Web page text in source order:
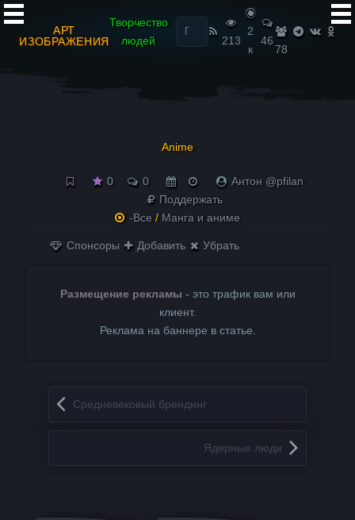
АРТ
ИЗОБРАЖЕНИЯ
Творчество
людей
Найти:
213
2
к
46
78
Anime
0 0
Антон @pfilan
Поддержать
-Все / Манга и аниме
Спонсоры Добавить Убрать
Размещение рекламы - это трафик вам или
клиент.
Реклама на баннере в статье.
Запись навигация
Средневековый брендинг
Ядерные люди